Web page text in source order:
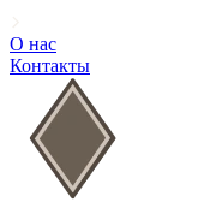
О нас
Контакты